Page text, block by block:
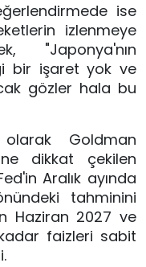
ise
izlenmeye
"Japonya'nın
bir işaret yok ve
gözler hala bu
Goldman
dikkat çekilen
Aralık ayında
tahminini
Haziran 2027 ve
faizleri sabit